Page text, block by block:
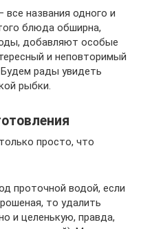
названия одного и
блюда обширна,
добавляют особые
и неповторимый
рады увидеть
рыбки.
просто, что
проточной водой, если
то удалить
и целенькую, правда,